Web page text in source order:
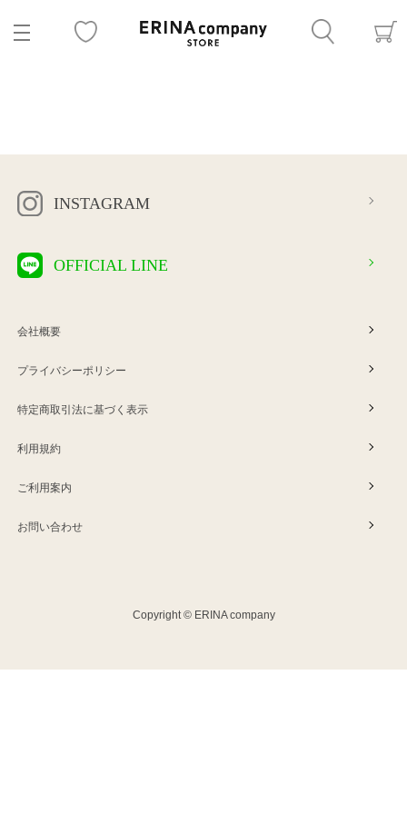
INSTAGRAM
OFFICIAL LINE
会社概要
プライバシーポリシー
特定商取引法に基づく表示
利用規約
ご利用案内
お問い合わせ
Copyright © ERINA company